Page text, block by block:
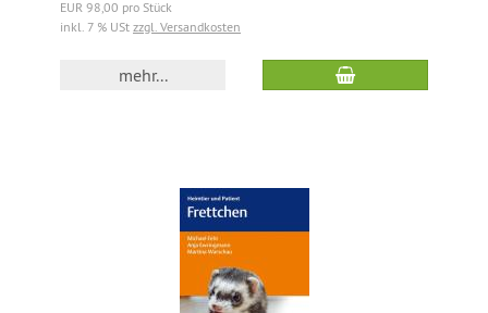
EUR 98,00 pro Stück
inkl. 7 % USt zzgl. Versandkosten
mehr...